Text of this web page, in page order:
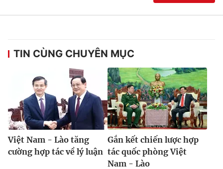
TIN CÙNG CHUYÊN MỤC
Việt Nam - Lào tăng
cường hợp tác về lý luận
Gắn kết chiến lược hợp
tác quốc phòng Việt
Nam - Lào